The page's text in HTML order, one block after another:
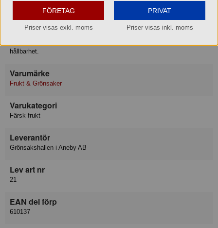
Förvaring
Låt omogna nektariner ligga framme i rumstemperatur och lägg de
mogna i kylskåp och gärna i plastpåse. Nektariner är känsliga för
hållbarhet.
Varumärke
Frukt & Grönsaker
Varukategori
Färsk frukt
Leverantör
Grönsakshallen i Aneby AB
Lev art nr
21
EAN del förp
610137
FÖRETAG
Priser visas exkl. moms
PRIVAT
Priser visas inkl. moms